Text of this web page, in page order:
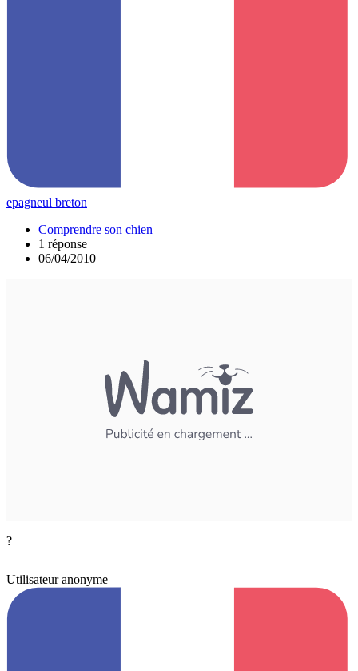
epagneul breton
Comprendre son chien
1 réponse
06/04/2010
?
Utilisateur anonyme